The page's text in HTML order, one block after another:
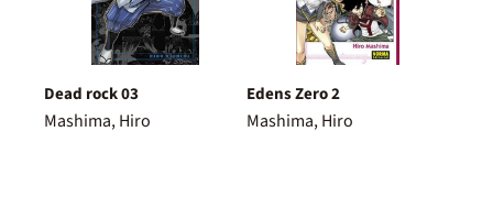
Dead rock 03
Mashima, Hiro
Edens Zero 2
Mashima, Hiro